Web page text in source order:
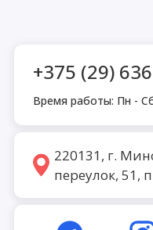
+375 (29)
Время работы: Пн -
220131, г.
переулок, 51,